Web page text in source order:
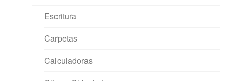
Escritura
Carpetas
Calculadoras